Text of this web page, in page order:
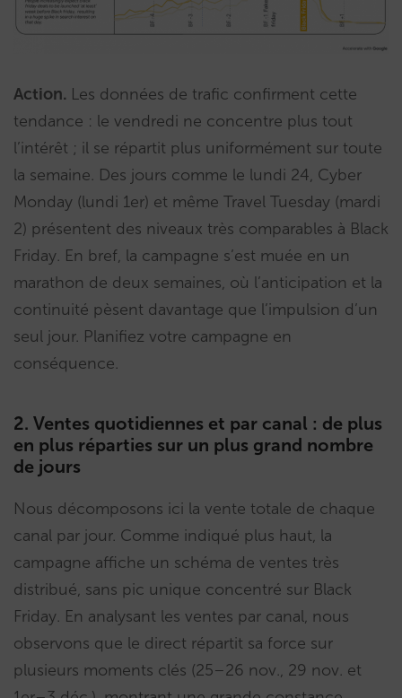
Action. Les données de trafic confirment cette
tendance : le vendredi ne concentre plus tout
l’intérêt ; il se répartit plus uniformément sur toute
la semaine. Des jours comme le lundi 24, Cyber
Monday (lundi 1er) et même Travel Tuesday (mardi
2) présentent des niveaux très comparables à Black
Friday. En bref, la campagne s’est muée en un
marathon de deux semaines, où l’anticipation et la
continuité pèsent davantage que l’impulsion d’un
seul jour. Planifiez votre campagne en
conséquence.
2. Ventes quotidiennes et par canal : de plus
en plus réparties sur un plus grand nombre
de jours
Nous décomposons ici la vente totale de chaque
canal par jour. Comme indiqué plus haut, la
campagne affiche un schéma de ventes très
distribué, sans pic unique concentré sur Black
Friday. En analysant les ventes par canal, nous
observons que le direct répartit sa force sur
plusieurs moments clés (25–26 nov., 29 nov. et